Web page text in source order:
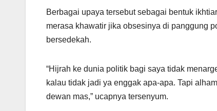
Berbagai upaya tersebut sebagai bentuk
merasa khawatir jika obsesinya di panggung
bersedekah.
“Hijrah ke dunia politik bagi saya tidak
kalau tidak jadi ya enggak apa-apa. Tapi
dewan mas,” ucapnya tersenyum.